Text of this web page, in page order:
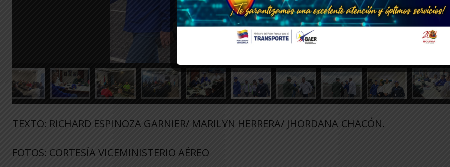
TEXTO: RICHARD ESPINOZA GARNIER/ MARILYN HERRERA/ JHORDANA CHACÓN.
FOTOS: CORTESÍA VICEMINISTERIO AÉREO